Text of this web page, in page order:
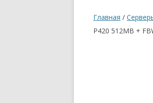
Главная /
P420 512MB +